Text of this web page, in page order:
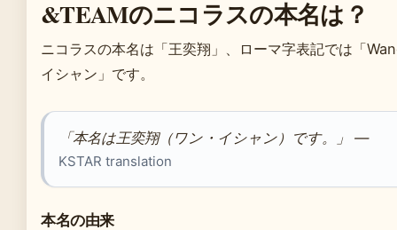
&TEAMのニコラスの本名は？
ニコラスの本名は「王奕翔」、ローマ字表記では「
イシャン」です。
「本名は王奕翔（ワン・イシャン）です。」 —
KSTAR translation
本名の由来